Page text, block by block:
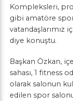
Kompleksleri,
gibi amatöre
vatandaşlarımız
diye konuştu.
Başkan Özkan,
sahası, 1 fitness
olarak salonun
edilen spor